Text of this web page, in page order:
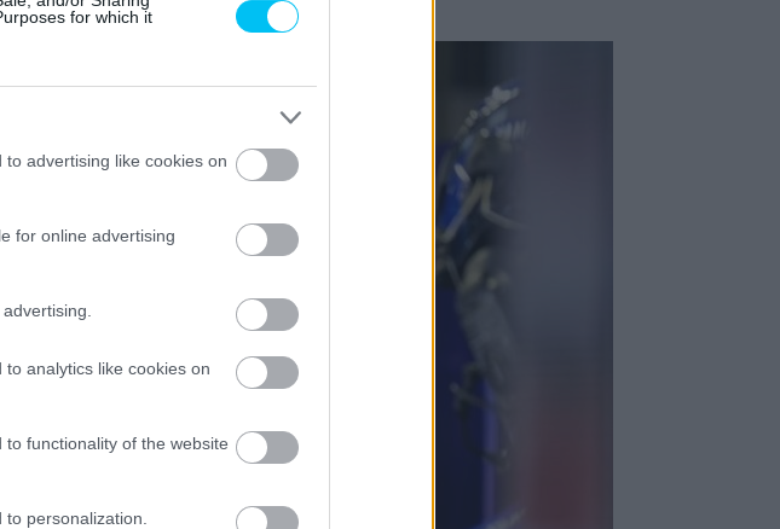
for which it
advertising like cookies on
for online advertising
analytics like cookies on
functionality of the website
personalization.